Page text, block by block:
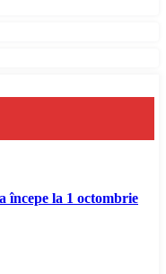
la 1 octombrie